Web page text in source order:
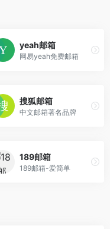
yeah邮箱
网易yeah免费邮箱
搜狐邮箱
中文邮箱著名品牌
189邮箱
189邮箱-爱简单